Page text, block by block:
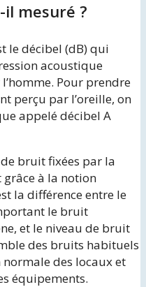
mesuré ?
le décibel (dB) qui
acoustique
Pour prendre
perçu par l’oreille, on
appelé décibel A
bruit fixées par la
à la notion
la différence entre le
le bruit
et le niveau de bruit
des bruits habituels
des locaux et
équipements.